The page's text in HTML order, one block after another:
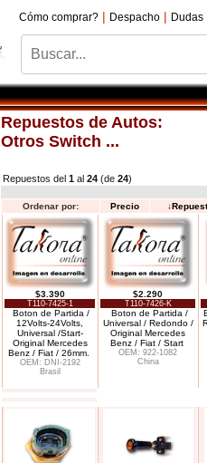
Cómo comprar? | Despacho | Dudas
Repuestos de Autos:
Otros Switch ...
Repuestos del 1 al 24 (de 24)
Ordenar por: Precio ↓
$3.390
T110-7425-1
Boton de Partida /
12Volts-24Volts,
Universal /Start-
Original Mercedes
Benz / Fiat / 26mm.
OEM: DNI-2192
Brasil
$2.290
T110-7426-K
Boton de Partida /
Universal / Redondo /
Original Mercedes
Benz / Fiat / Start
OEM: 922-1082
China